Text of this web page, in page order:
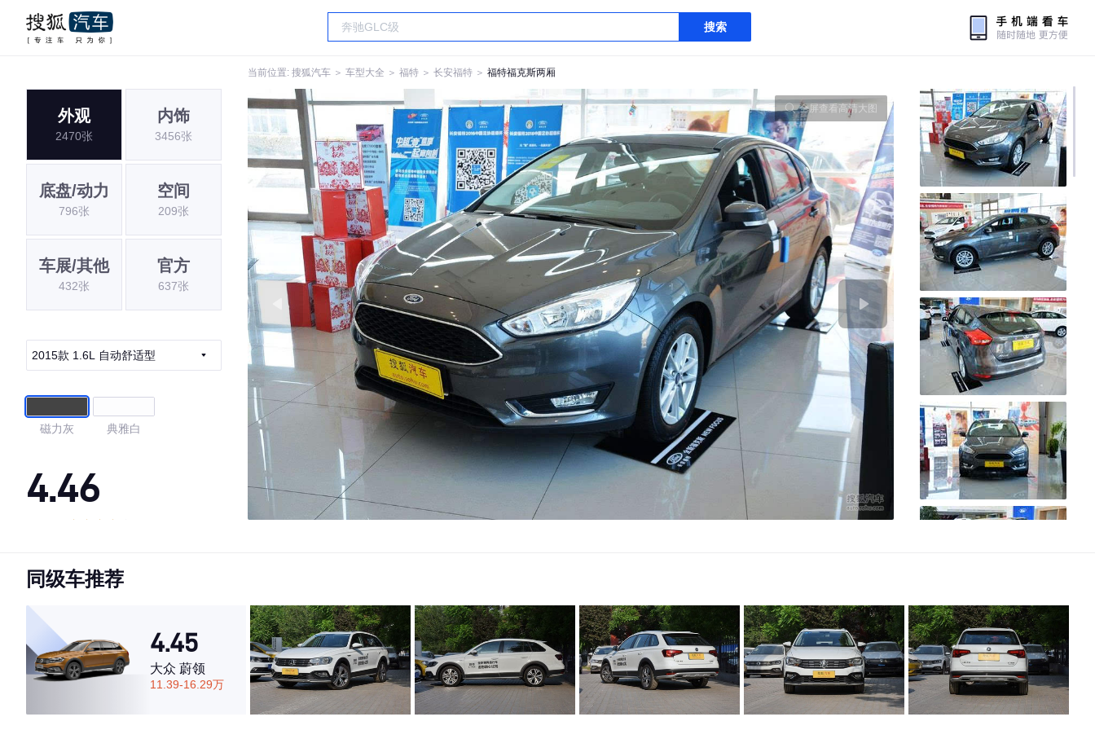
搜索
当前位置: 搜狐汽车 ＞ 车型大全 ＞ 福特 ＞ 长安福特 ＞ 福特福克斯两厢
外观
2470张
内饰
3456张
底盘/动力
796张
空间
209张
车展/其他
432张
官方
637张
2015款 1.6L 自动舒适型
磁力灰 典雅白
4.46
·内饰表现一般，低于56%同级车
·空间表现一般，低于81%同级车
全屏查看高清大图
同级车推荐
4.45
大众 蔚领
11.39-16.29万